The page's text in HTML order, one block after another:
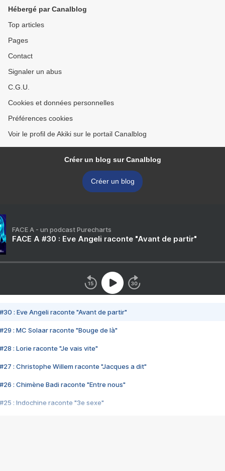
Hébergé par Canalblog
Top articles
Pages
Contact
Signaler un abus
C.G.U.
Cookies et données personnelles
Préférences cookies
Voir le profil de Akiki sur le portail Canalblog
Créer un blog sur Canalblog
Créer un blog
FACE A - un podcast Purecharts
FACE A #30 : Eve Angeli raconte "Avant de partir"
#30 : Eve Angeli raconte "Avant de partir"
#29 : MC Solaar raconte "Bouge de là"
#28 : Lorie raconte "Je vais vite"
#27 : Christophe Willem raconte "Jacques a dit"
#26 : Chimène Badi raconte "Entre nous"
#25 : Indochine raconte "3e sexe"